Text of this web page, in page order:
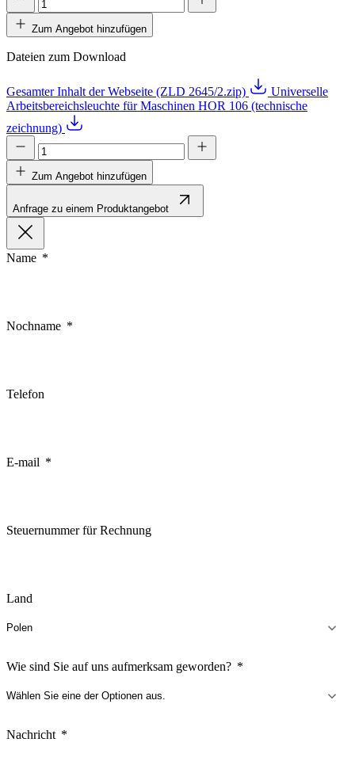
Zum Angebot hinzufügen
Dateien zum Download
Gesamter Inhalt der Webseite (ZLD 2645/2.zip)
Universelle
Arbeitsbereichsleuchte für Maschinen HOR 106 (technische
zeichnung)
Zum Angebot hinzufügen
Anfrage zu einem Produktangebot
Name
Nochname
Telefon
E-mail
Steuernummer für Rechnung
Land
Wie sind Sie auf uns aufmerksam geworden?
Nachricht